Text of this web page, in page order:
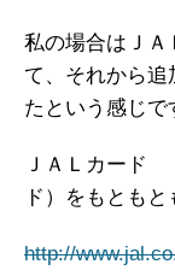
私の場合はＪＡ
て、それから追
たという感じで
ＪＡＬカード
ド）をもとも
http://